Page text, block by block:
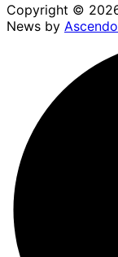
Copyright ©
News by